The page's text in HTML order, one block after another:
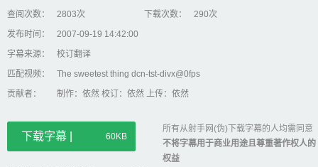
查阅次数：
2803次 下载次数：
290次
发布时间：
2007-09-19 14:42:00
字幕来源：
校订翻译
匹配视频：
The sweetest thing dcn-tst-divx@0fps
贡献者：
制作：依然 校订：依然 上传：依然
下载字幕 | 60KB
所有从射手网(伪)下载字幕的人均需同意
不将字幕用于商业用途且尊重著作权人的
权益